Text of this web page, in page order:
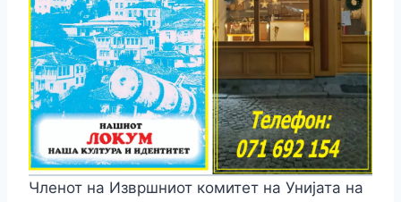
Членот на Извршниот комитет на Унијата на